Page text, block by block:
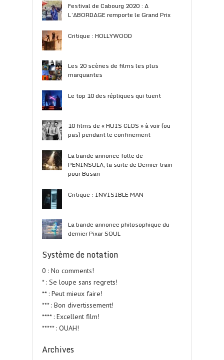
Festival de Cabourg 2020 : A
L’ABORDAGE remporte le Grand Prix
Critique : HOLLYWOOD
Les 20 scènes de films les plus
marquantes
Le top 10 des répliques qui tuent
10 films de « HUIS CLOS » à voir (ou
pas) pendant le confinement
La bande annonce folle de
PENINSULA, la suite de Dernier train
pour Busan
Critique : INVISIBLE MAN
La bande annonce philosophique du
dernier Pixar SOUL
Système de notation
0 : No comments!
* : Se loupe sans regrets!
** : Peut mieux faire!
*** : Bon divertissement!
**** : Excellent film!
***** : OUAH!
Archives